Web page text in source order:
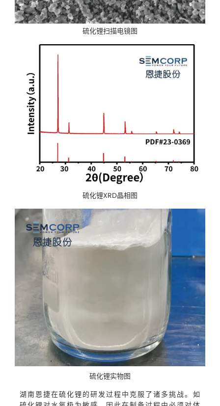
硫化锂扫描电镜图
硫化锂XRD晶相图
硫化锂实物图
湖南恩捷在硫化锂的研发过程中克服了诸多挑战。如